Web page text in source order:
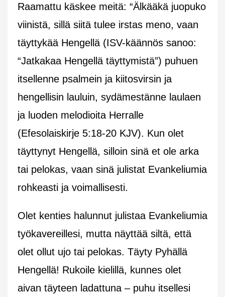
Raamattu käskee meitä: “Älkääkä juopuko
viinistä, sillä siitä tulee irstas meno, vaan
täyttykää Hengellä (ISV-käännös sanoo:
“Jatkakaa Hengellä täyttymistä”) puhuen
itsellenne psalmein ja kiitosvirsin ja
hengellisin lauluin, sydämestänne laulaen
ja luoden melodioita Herralle
(Efesolaiskirje 5:18-20 KJV). Kun olet
täyttynyt Hengellä, silloin sinä et ole arka
tai pelokas, vaan sinä julistat Evankeliumia
rohkeasti ja voimallisesti.
Olet kenties halunnut julistaa Evankeliumia
työkavereillesi, mutta näyttää siltä, että
olet ollut ujo tai pelokas. Täyty Pyhällä
Hengellä! Rukoile kielillä, kunnes olet
aivan täyteen ladattuna – puhu itsellesi